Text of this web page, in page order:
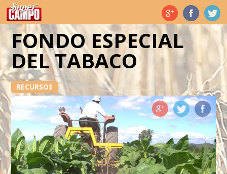
Temas de hoy
FONDO ESPECIAL
DEL TABACO
RECURSOS